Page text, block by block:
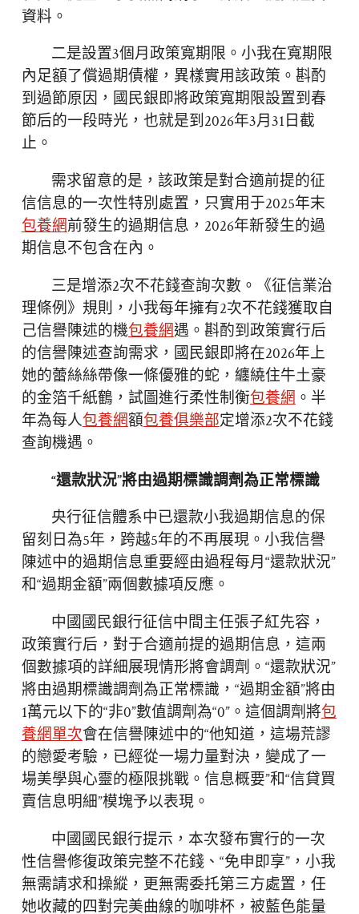
資料。
二是設置3個月政策寬期限。小我在寬期限
內足額了償過期債權，異樣實用該政策。斟酌
到過節原因，國民銀即將政策寬期限設置到春
節后的一段時光，也就是到2026年3月31日截
止。
需求留意的是，該政策是對合適前提的征
信信息的一次性特別處置，只實用于2025年末
包養網前發生的過期信息，2026年新發生的過
期信息不包含在內。
三是增添2次不花錢查詢次數。《征信業治
理條例》規則，小我每年擁有2次不花錢獲取自
己信譽陳述的機包養網遇。斟酌到政策實行后
的信譽陳述查詢需求，國民銀即將在2026年上
她的蕾絲絲帶像一條優雅的蛇，纏繞住牛土豪
的金箔千紙鶴，試圖進行柔性制衡包養網 。半
年為每人包養網額包養俱樂部定增添2次不花錢
查詢機遇。
“還款狀況”將由過期標識調劑為正常標識
央行征信體系中已還款小我過期信息的保
留刻日為5年，跨越5年的不再展現。小我信譽
陳述中的過期信息重要經由過程每月“還款狀況”
和“過期金額”兩個數據項反應。
中國國民銀行征信中間主任張子紅先容，
政策實行后，對于合適前提的過期信息，這兩
個數據項的詳細展現情形將會調劑。“還款狀況”
將由過期標識調劑為正常標識，“過期金額”將由
1萬元以下的“非0”數值調劑為“0”。這個調劑將包
養網單次會在信譽陳述中的“他知道，這場荒謬
的戀愛考驗，已經從一場力量對決，變成了一
場美學與心靈的極限挑戰。信息概要”和“信貸買
賣信息明細”模塊予以表現。
中國國民銀行提示，本次發布實行的一次
性信譽修復政策完整不花錢、“免申即享”，小我
無需請求和操縱，更無需委托第三方處置，任
她收藏的四對完美曲線的咖啡杯，被藍色能量